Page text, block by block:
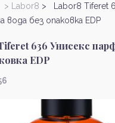
>
Labor8 > Labor8 Tiferet
вода без опаковка EDP
636 Унисекс
EDP